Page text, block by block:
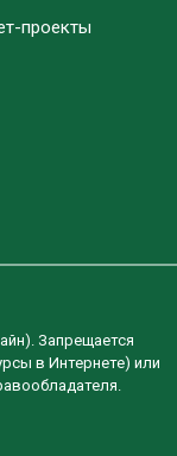
проекты
Запрещается
в Интернете) или